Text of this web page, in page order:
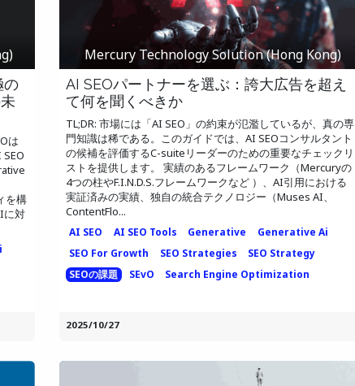
の
は
を構
に対
Mercury Technology Solution (Hong Kong)
AI SEOパートナーを選ぶ：誇大広告を超え
て何を聞くべきか
TL;DR: 市場には「AI SEO」の約束が氾濫しているが、真の専
門知識は稀である。このガイドでは、AI SEOコンサルタント
の候補を評価するC-suiteリーダーのための重要なチェックリ
ストを提供します。 実績のあるフレームワーク（Mercuryの
4つの柱やF.I.N.D.S.フレームワークなど ）、AI引用における
実証済みの実績、独自の統合テクノロジー（Muses AI、
ContentFlo...
AI SEO AI SEO Tools Generative
Generative Ai
SEO For Growth
SEO Strategies
SEO Strategy
SEOの課題
SEvO Search Engine Optimization
2025/10/27